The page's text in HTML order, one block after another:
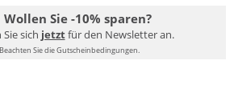
Wollen Sie -10% sparen?
sich jetztfür den Newsletter an.
Beachten Sie die Gutscheinbedingungen.